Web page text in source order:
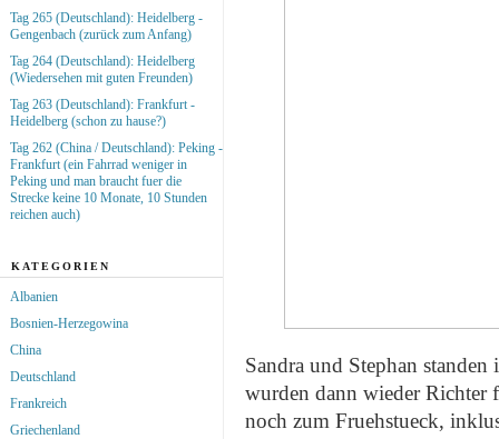
Sandra und Stephan
wurden dann wieder Richter
noch zum Fruehstueck,
Tag 265 (Deutschland): Heidelberg -
Gengenbach (zurück zum Anfang)
Tag 264 (Deutschland): Heidelberg
(Wiedersehen mit guten Freunden)
Tag 263 (Deutschland): Frankfurt -
Heidelberg (schon zu hause?)
Tag 262 (China / Deutschland): Peking -
Frankfurt (ein Fahrrad weniger in
Peking und man braucht fuer die
Strecke keine 10 Monate, 10 Stunden
reichen auch)
KATEGORIEN
Albanien
Bosnien-Herzegowina
China
Deutschland
Frankreich
Griechenland